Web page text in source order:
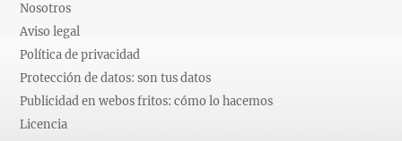
Nosotros
Aviso legal
Política de privacidad
Protección de datos: son tus datos
Publicidad en webos fritos: cómo lo hacemos
Licencia